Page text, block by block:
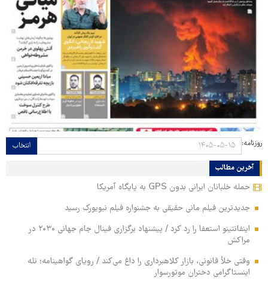
روزنامه: انتخاب
آخرین مطالب
حمله خلبانان ایرانی بدون GPS به پایگاه آمریکا
جدیدترین فیلم مانی حقیقی به جشنواره فیلم نیویورک رسید
اینفانتینو استعفا را رد کرد / پیشنهاد برگزاری فینال جام جهانی ۲۰۳۰ در
مراکش
وقتی خلأ قانونی، بازار کلاهبرداری را داغ می‌کند / رویای گواهینامه؛ تله
اینستاگرامی دختران موتورسوار